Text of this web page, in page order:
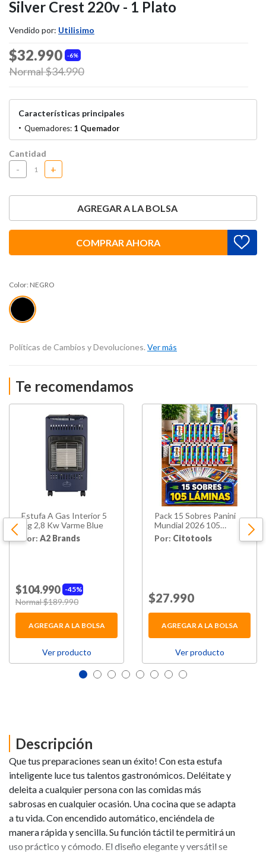
Silver Crest 220v - 1 Plato
Vendido por: Utilisimo
6%
$32.990
Price reduced from
Normal $34.990to
Características principales
Quemadores: 1 Quemador
Cantidad
- +
AGREGAR A LA BOLSA
COMPRAR AHORA
Color: NEGRO
Políticas de Cambios y Devoluciones. Ver más
Te recomendamos
Estufa A Gas Interior 5
Kg 2,8 Kw Varme Blue
Por: A2 Brands
45%
$104.990
Price reduced from
Normal $189.990
AGREGAR A LA BOLSA
Ver producto
Pack 15 Sobres Panini
Mundial 2026 105
Láminas Originales
Por: Citotools
Price reduced from
$27.990
AGREGAR A LA BOLSA
Ver producto
Descripción
Que tus preparaciones sean un éxito! Con esta estufa
inteligente luce tus talentos gastronómicos. Deléitate y
deleita a cualquier persona con las comidas más
sabrosas en cualquier ocasión. Una cocina que se adapta
a tu vida. Con encendido automático, enciéndela de
manera rápida y sencilla. Su función táctil te permitirá un
uso práctico y cómodo. El diseño elegante y versátil se